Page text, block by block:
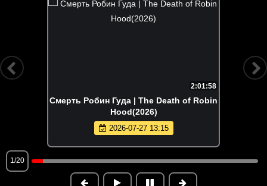
2:01:58
Смерть Робин Гуда | The Death of Robin
Hood(2026)
2026-07-27 13:15
1/20